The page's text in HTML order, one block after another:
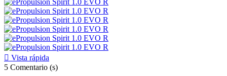
 Vista rápida
5 Comentario (s)